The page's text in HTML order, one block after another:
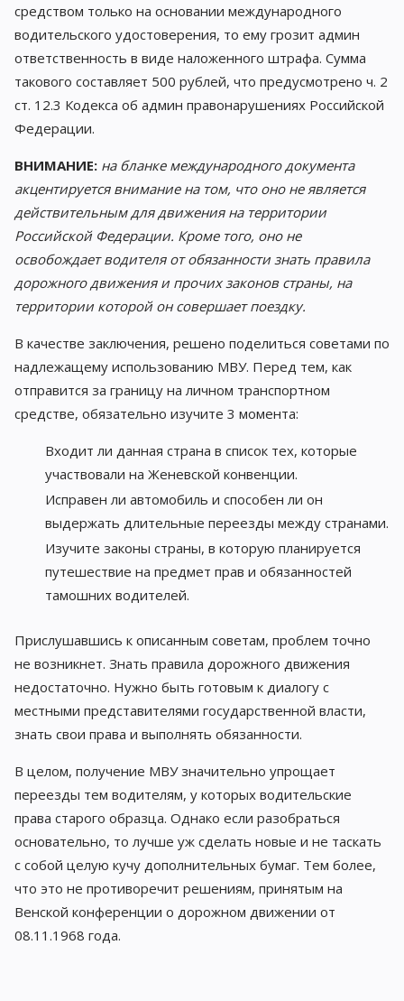
средством только на основании международного
водительского удостоверения, то ему грозит админ
ответственность в виде наложенного штрафа. Сумма
такового составляет 500 рублей, что предусмотрено ч. 2
ст. 12.3 Кодекса об админ правонарушениях Российской
Федерации.
ВНИМАНИЕ: на бланке международного документа
акцентируется внимание на том, что оно не является
действительным для движения на территории
Российской Федерации. Кроме того, оно не
освобождает водителя от обязанности знать правила
дорожного движения и прочих законов страны, на
территории которой он совершает поездку.
В качестве заключения, решено поделиться советами по
надлежащему использованию МВУ. Перед тем, как
отправится за границу на личном транспортном
средстве, обязательно изучите 3 момента:
Входит ли данная страна в список тех, которые
участвовали на Женевской конвенции.
Исправен ли автомобиль и способен ли он
выдержать длительные переезды между странами.
Изучите законы страны, в которую планируется
путешествие на предмет прав и обязанностей
тамошних водителей.
Прислушавшись к описанным советам, проблем точно
не возникнет. Знать правила дорожного движения
недостаточно. Нужно быть готовым к диалогу с
местными представителями государственной власти,
знать свои права и выполнять обязанности.
В целом, получение МВУ значительно упрощает
переезды тем водителям, у которых водительские
права старого образца. Однако если разобраться
основательно, то лучше уж сделать новые и не таскать
с собой целую кучу дополнительных бумаг. Тем более,
что это не противоречит решениям, принятым на
Венской конференции о дорожном движении от
08.11.1968 года.